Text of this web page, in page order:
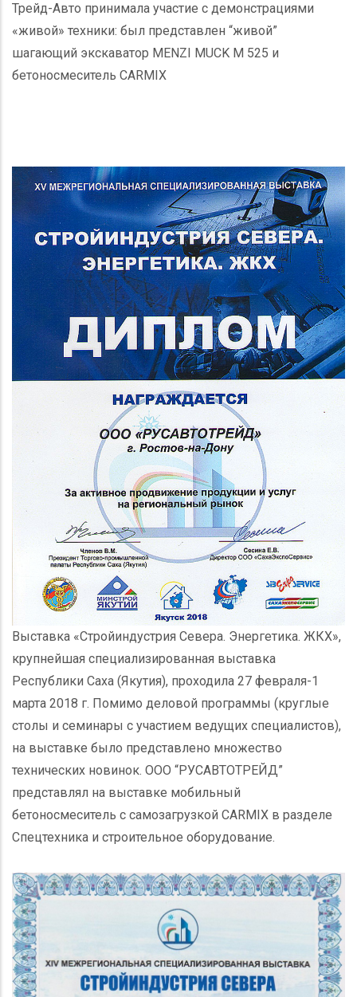
Трейд-Авто принимала участие с демонстрациями
«живой» техники: был представлен “живой”
шагающий экскаватор MENZI MUCK М 525 и
бетоносмеситель CARMIX
Выставка «Стройиндустрия Севера. Энергетика. ЖКХ»,
крупнейшая специализированная выставка
Республики Саха (Якутия), проходила 27 февраля-1
марта 2018 г. Помимо деловой программы (круглые
столы и семинары с участием ведущих специалистов),
на выставке было представлено множество
технических новинок. ООО “РУСАВТОТРЕЙД”
представлял на выставке мобильный
бетоносмеситель с самозагрузкой CARMIX в разделе
Спецтехника и строительное оборудование.